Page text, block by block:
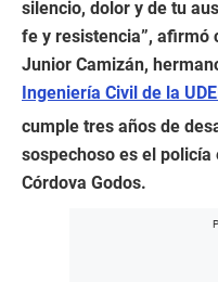
silencio, dolor y de tu
fe y resistencia”, afirmó
Junior Camizán,
Ingeniería Civil de la
cumple tres años de
sospechoso es el policía
Córdova Godos.